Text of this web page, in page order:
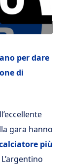
per dare
di
gara hanno
più
L’argentino